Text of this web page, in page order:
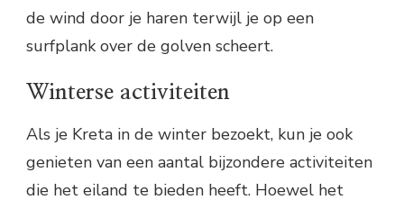
de wind door je haren terwijl je op een
surfplank over de golven scheert.
Winterse activiteiten
Als je Kreta in de winter bezoekt, kun je ook
genieten van een aantal bijzondere activiteiten
die het eiland te bieden heeft. Hoewel het